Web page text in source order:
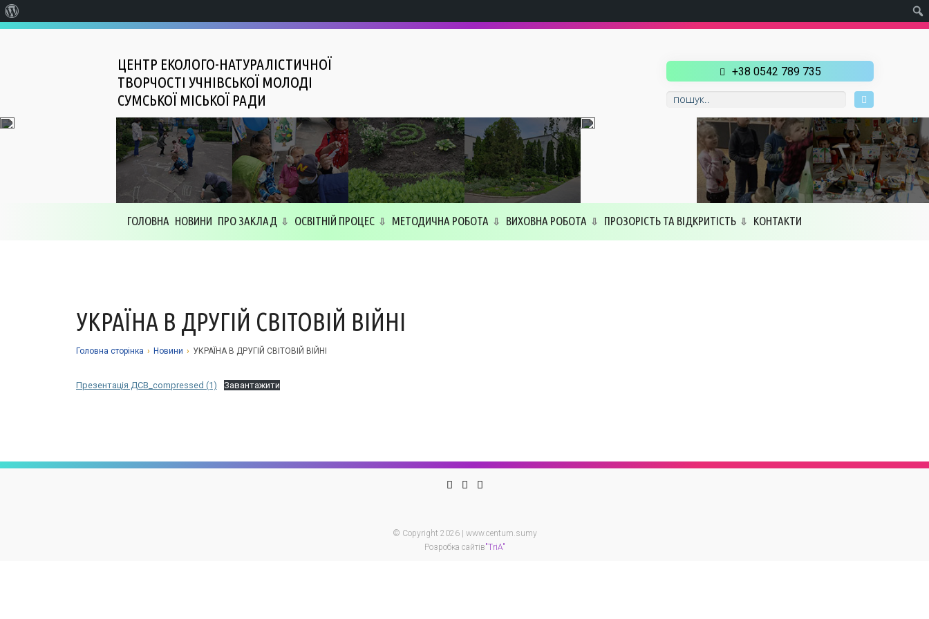
ЦЕНТР ЕКОЛОГО-НАТУРАЛІСТИЧНОЇ
ТВОРЧОСТІ УЧНІВСЬКОЇ МОЛОДІ
СУМСЬКОЇ МІСЬКОЇ РАДИ
+38 0542 789 735
ГОЛОВНА НОВИНИ ПРО ЗАКЛАД ОСВІТНІЙ ПРОЦЕС МЕТОДИЧНА РОБОТА ВИХОВНА РОБОТА ПРОЗОРІСТЬ ТА ВІДКРИТІСТЬ КОНТАКТИ
УКРАЇНА В ДРУГІЙ СВІТОВІЙ ВІЙНІ
Головна сторiнка › Новини › УКРАЇНА В ДРУГІЙ СВІТОВІЙ ВІЙНІ
Презентація ДСВ_compressed (1) Завантажити
© Copyright 2026 | www.centum.sumy
Розробка сайтів"TriA"
WordPress